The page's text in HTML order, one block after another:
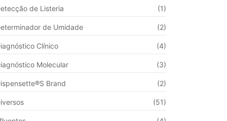
de Listeria (1)
de Umidade (2)
Clínico (4)
Molecular (3)
Brand (2)
(51)